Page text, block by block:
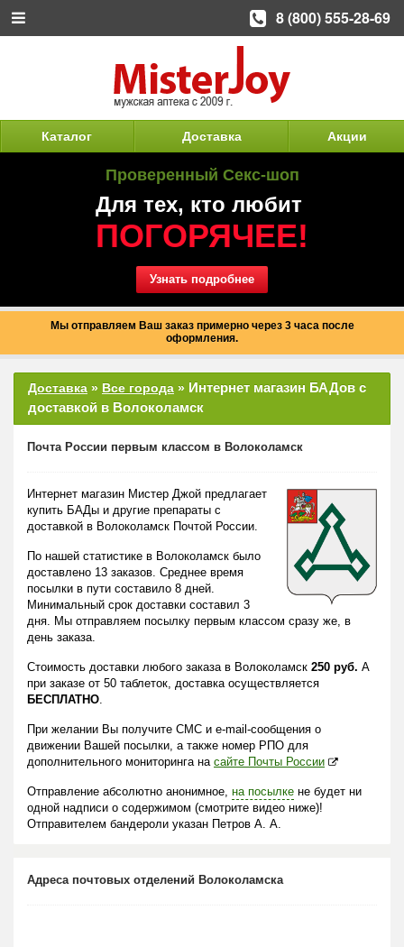
Каталог Доставка Акции
Проверенный Секс-шоп
Для тех, кто любит
ПОГОРЯЧЕЕ!
Узнать подробнее
Мы отправляем Ваш заказ примерно через 3 часа после
оформления.
Доставка » Все города » Интернет магазин БАДов с
доставкой в Волоколамск
Почта России первым классом в Волоколамск
Интернет магазин Мистер Джой предлагает
купить БАДы и другие препараты с
доставкой в Волоколамск Почтой России.
По нашей статистике в Волоколамск было
доставлено 13 заказов. Среднее время
посылки в пути составило 8 дней.
Минимальный срок доставки составил 3
дня. Мы отправляем посылку первым классом сразу же, в
день заказа.
Стоимость доставки любого заказа в Волоколамск 250 руб. А
при заказе от 50 таблеток, доставка осуществляется
БЕСПЛАТНО.
При желании Вы получите СМС и e-mail-сообщения о
движении Вашей посылки, а также номер РПО для
дополнительного мониторинга на сайте Почты России
Отправление абсолютно анонимное, на посылке не будет ни
одной надписи о содержимом (смотрите видео ниже)!
Отправителем бандероли указан Петров А. А.
Адреса почтовых отделений Волоколамска
8 (800) 555-28-69